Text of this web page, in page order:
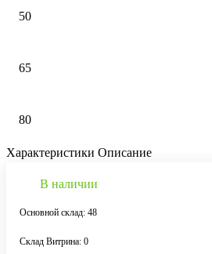
50
65
80
Характеристики Описание
В наличии
Основной склад: 48
Склад Витрина: 0